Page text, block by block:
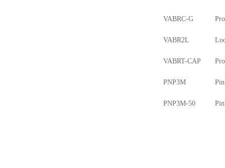
VABRC-G
VABR2L
VABRT-CAP
PNP3M
PNP3M-50